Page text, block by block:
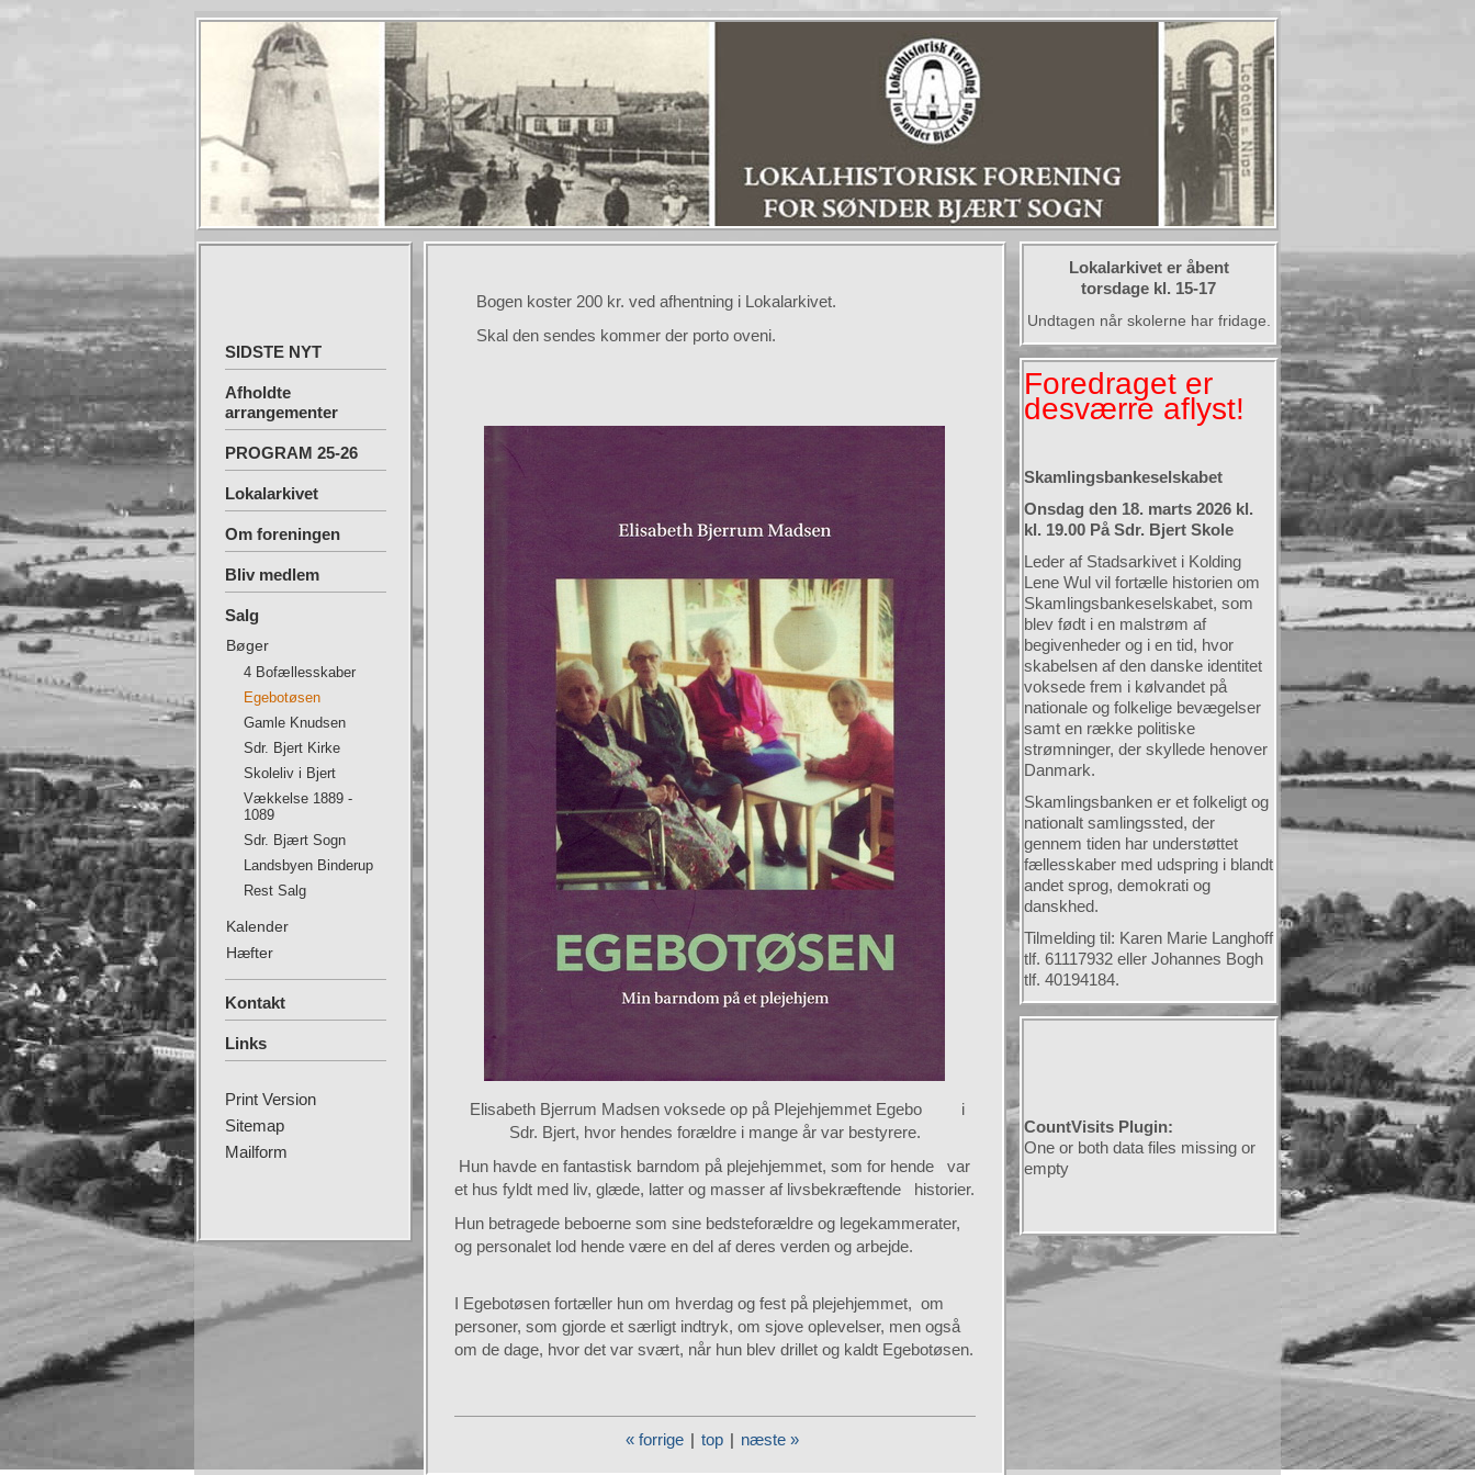
SIDSTE NYT
Afholdte
arrangementer
PROGRAM 25-26
Lokalarkivet
Om foreningen
Bliv medlem
Salg
Bøger
4 Bofællesskaber
Egebotøsen
Gamle Knudsen
Sdr. Bjert Kirke
Skoleliv i Bjert
Vækkelse 1889 -
1089
Sdr. Bjært Sogn
Landsbyen Binderup
Rest Salg
Kalender
Hæfter
Kontakt
Links
Print Version
Sitemap
Mailform
Bogen koster 200 kr. ved afhentning i Lokalarkivet.
Skal den sendes kommer der porto oveni.
Elisabeth Bjerrum Madsen voksede op på Plejehjemmet Egebo i
Sdr. Bjert, hvor hendes forældre i mange år var bestyrere.
Hun havde en fantastisk barndom på plejehjemmet, som for hende var
et hus fyldt med liv, glæde, latter og masser af livsbekræftende historier.
Hun betragede beboerne som sine bedsteforældre og legekammerater,
og personalet lod hende være en del af deres verden og arbejde.
I Egebotøsen fortæller hun om hverdag og fest på plejehjemmet, om
personer, som gjorde et særligt indtryk, om sjove oplevelser, men også
om de dage, hvor det var svært, når hun blev drillet og kaldt Egebotøsen.
« forrige | top | næste »
Lokalarkivet er åbent
torsdage kl. 15-17
Undtagen når skolerne har fridage.
Foredraget er
desværre aflyst!
Skamlingsbankeselskabet
Onsdag den 18. marts 2026 kl.
kl. 19.00 På Sdr. Bjert Skole
Leder af Stadsarkivet i Kolding
Lene Wul vil fortælle historien om
Skamlingsbankeselskabet, som
blev født i en malstrøm af
begivenheder og i en tid, hvor
skabelsen af den danske identitet
voksede frem i kølvandet på
nationale og folkelige bevægelser
samt en række politiske
strømninger, der skyllede henover
Danmark.
Skamlingsbanken er et folkeligt og
nationalt samlingssted, der
gennem tiden har understøttet
fællesskaber med udspring i blandt
andet sprog, demokrati og
danskhed.
Tilmelding til: Karen Marie Langhoff
tlf. 61117932 eller Johannes Bogh
tlf. 40194184.
CountVisits Plugin:
One or both data files missing or
empty